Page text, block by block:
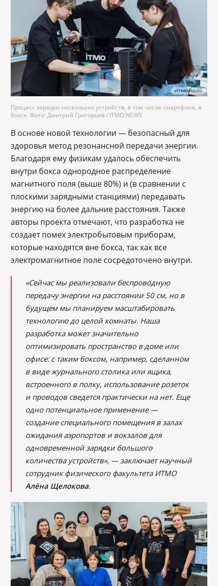
Процесс зарядки нескольких устройств, в том числе смартфона, в
боксе. Фото: Дмитрий Григорьев / ITMO.NEWS
В основе новой технологии — безопасный для
здоровья метод резонансной передачи энергии.
Благодаря ему физикам удалось обеспечить
внутри бокса однородное распределение
магнитного поля (выше 80%) и (в сравнении с
плоскими зарядными станциями) передавать
энергию на более дальние расстояния. Также
авторы проекта отмечают, что разработка не
создает помех электробытовым приборам,
которые находятся вне бокса, так как все
электромагнитное поле сосредоточено внутри.
«Сейчас мы реализовали беспроводную
передачу энергии на расстоянии 50 см, но в
будущем мы планируем масштабировать
технологию до целой комнаты. Наша
разработка может значительно
оптимизировать пространство в доме или
офисе: с таким боксом, например, сделанном
в виде журнального столика или ящика,
встроенного в полку, использование розеток
и проводов сведется практически на нет. Еще
одно потенциальное применение —
создание специального помещения в залах
ожидания аэропортов и вокзалов для
одновременной зарядки большого
количества устройств», — заключает научный
сотрудник физического факультета ИТМО
Алёна Щелокова.